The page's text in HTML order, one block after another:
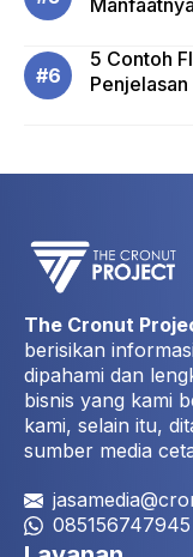
Manfaatnya
5 Contoh
The Cronut
berisikan
dipahami dan
bisnis yang kami
kami, selain itu,
sumber media
085156747945